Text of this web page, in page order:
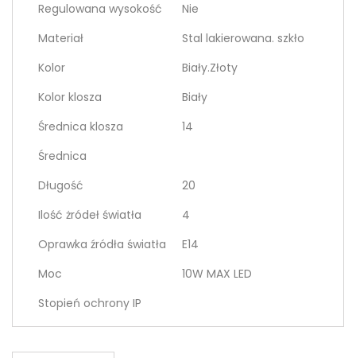
Regulowana wysokość
Nie
Materiał
Stal lakierowana. szkło
Kolor
Biały.Złoty
Kolor klosza
Biały
Średnica klosza
14
Średnica
Długość
20
Ilość żródeł światła
4
Oprawka źródła światła
E14
Moc
10W MAX LED
Stopień ochrony IP